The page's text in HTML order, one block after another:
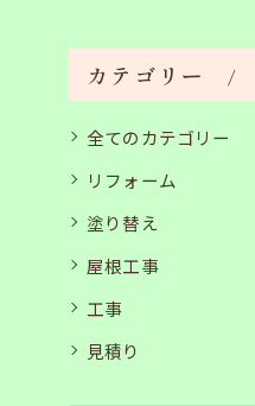
カテゴリー
全てのカテゴリー
リフォーム
塗り替え
屋根工事
工事
見積り